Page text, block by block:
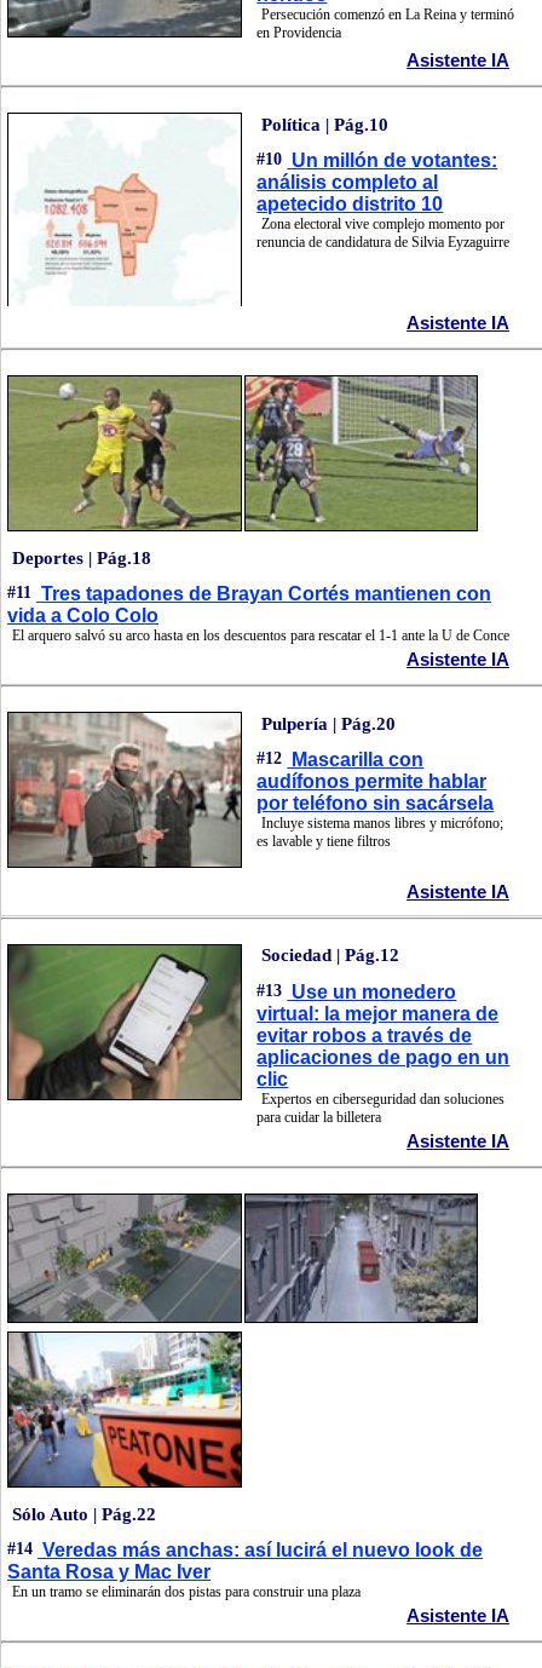
Persecución comenzó en La Reina y terminó
en Providencia
Asistente IA
Política | Pág.10
#10 Un millón de votantes:
análisis completo al
apetecido distrito 10
Zona electoral vive complejo momento por
renuncia de candidatura de Silvia Eyzaguirre
Asistente IA
Deportes | Pág.18
#11 Tres tapadones de Brayan Cortés mantienen con
vida a Colo Colo
El arquero salvó su arco hasta en los descuentos para rescatar el 1-1 ante la U de Conce
Asistente IA
Pulpería | Pág.20
#12
Mascarilla con
audífonos permite hablar
por teléfono sin sacársela
Incluye sistema manos libres y micrófono;
es lavable y tiene filtros
Asistente IA
Sociedad | Pág.12
#13 Use un monedero
virtual: la mejor manera de
evitar robos a través de
aplicaciones de pago en un
clic
Expertos en ciberseguridad dan soluciones
para cuidar la billetera
Asistente IA
Sólo Auto | Pág.22
#14 Veredas más anchas: así lucirá el nuevo look de
Santa Rosa y Mac Iver
En un tramo se eliminarán dos pistas para construir una plaza
Asistente IA